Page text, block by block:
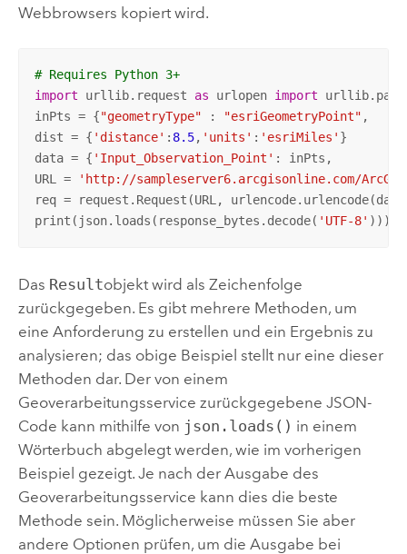
Webbrowsers kopiert wird.
# Requires Python 3+
import urllib.request as urlopen import
inPts = {"geometryType" : "esriGeometryPoint"
dist = { 'distance' : 8.5, 'units' : 'esriMiles' }
data = { 'Input_Observation_Point' : inPts,
URL =
'http://sampleserver6.arcgisonline.com/
req = request.Request(URL,
print(json.loads(response_bytes.decode( 'UTF-8' )))
Das Resultobjekt wird als Zeichenfolge
zurückgegeben. Es gibt mehrere Methoden, um
eine Anforderung zu erstellen und ein Ergebnis zu
analysieren; das obige Beispiel stellt nur eine dieser
Methoden dar. Der von einem
Geoverarbeitungsservice zurückgegebene JSON-
Code kann mithilfe von json.loads() in einem
Wörterbuch abgelegt werden, wie im vorherigen
Beispiel gezeigt. Je nach der Ausgabe des
Geoverarbeitungsservice kann dies die beste
Methode sein. Möglicherweise müssen Sie aber
andere Optionen prüfen, um die Ausgabe bei